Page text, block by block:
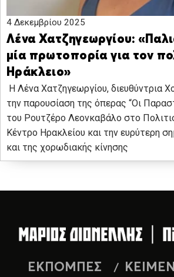
4 Δεκεμβρίου 2025
Λένα Χατζηγεωργίου:
μία πρωτοπορία για τον
Ηράκλειο»
H Λένα Χατζηγεωργίου, διευθύντρια
την παρουσίαση της όπερας “Οι
του Ρουτζέρο Λεονκαβάλο στο
Κέντρο Ηρακλείου και την ευρύτερη
και της χορωδιακής κίνησης
ΕΚΠΟΜΠΕΣ